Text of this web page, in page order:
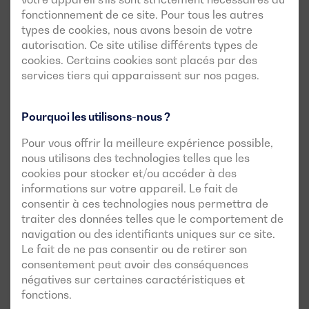
fonctionnement de ce site. Pour tous les autres
types de cookies, nous avons besoin de votre
autorisation. Ce site utilise différents types de
cookies. Certains cookies sont placés par des
services tiers qui apparaissent sur nos pages.
Pourquoi les utilisons-nous ?
Pour vous offrir la meilleure expérience possible,
nous utilisons des technologies telles que les
cookies pour stocker et/ou accéder à des
informations sur votre appareil. Le fait de
consentir à ces technologies nous permettra de
traiter des données telles que le comportement de
navigation ou des identifiants uniques sur ce site.
Le fait de ne pas consentir ou de retirer son
consentement peut avoir des conséquences
négatives sur certaines caractéristiques et
fonctions.
Marge de sécurité :Il est recommandé dechoisir un
générateur avec une capacité légèrement supérieure à
celle requisepour garantir un fonctionnement efficace
et durable. Cela ne doit pas, pour autant, conduire à
un surdimensionnement injustifié car, en plus
fonctionnement du groupe électrogène. À ce titre,
optimale pour répondre à tous les points précédents.
Type de carburant : Diesel ou essence
Concernant le choix dutype de carburantà utiliser, nous
n’aurons pas toujours la possibilité de choisir librement.
La puissance requise limitera, dans une large mesure, les
options disponibles.